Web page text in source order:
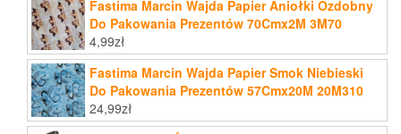
Fastima Marcin Wajda Papier Aniołki Ozdobny
Do Pakowania Prezentów 70Cmx2M 3M70
4,99zł
Fastima Marcin Wajda Papier Smok Niebieski
Do Pakowania Prezentów 57Cmx20M 20M310
24,99zł